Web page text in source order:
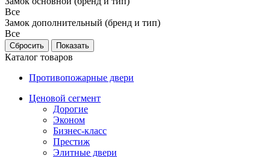
Все
Замок дополнительный (бренд и тип)
Все
Каталог товаров
Противопожарные двери
Ценовой сегмент
Дорогие
Эконом
Бизнес-класс
Престиж
Элитные двери